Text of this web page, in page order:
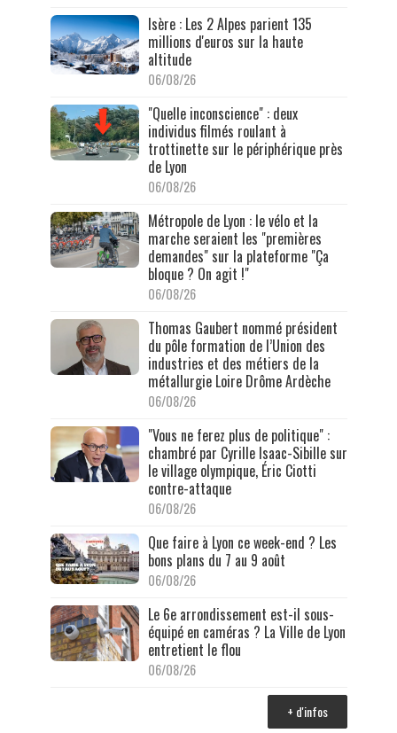
Isère : Les 2 Alpes parient 135
millions d'euros sur la haute
altitude
06/08/26
"Quelle inconscience" : deux
individus filmés roulant à
trottinette sur le périphérique près
de Lyon
06/08/26
Métropole de Lyon : le vélo et la
marche seraient les "premières
demandes" sur la plateforme "Ça
bloque ? On agit !"
06/08/26
Thomas Gaubert nommé président
du pôle formation de l’Union des
industries et des métiers de la
métallurgie Loire Drôme Ardèche
06/08/26
"Vous ne ferez plus de politique" :
chambré par Cyrille Isaac-Sibille sur
le village olympique, Éric Ciotti
contre-attaque
06/08/26
Que faire à Lyon ce week-end ? Les
bons plans du 7 au 9 août
06/08/26
Le 6e arrondissement est-il sous-
équipé en caméras ? La Ville de Lyon
entretient le flou
06/08/26
+ d'infos